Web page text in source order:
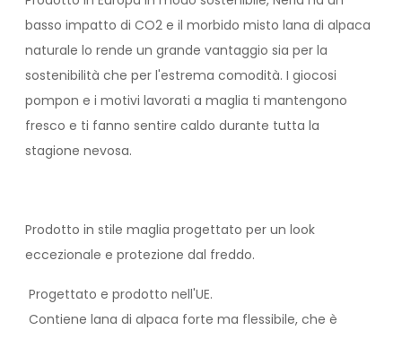
basso impatto di CO2 e il morbido misto lana di alpaca
naturale lo rende un grande vantaggio sia per la
sostenibilità che per l'estrema comodità. I giocosi
pompon e i motivi lavorati a maglia ti mantengono
fresco e ti fanno sentire caldo durante tutta la
stagione nevosa.
Prodotto in stile maglia progettato per un look
eccezionale e protezione dal freddo.
Progettato e prodotto nell'UE.
Contiene lana di alpaca forte ma flessibile, che è